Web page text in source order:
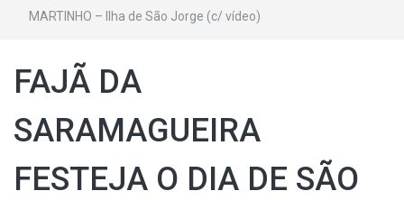
MARTINHO – Ilha de São Jorge (c/ vídeo)
FAJÃ DA
SARAMAGUEIRA
FESTEJA O DIA DE SÃO